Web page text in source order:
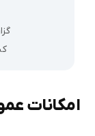
امکانات